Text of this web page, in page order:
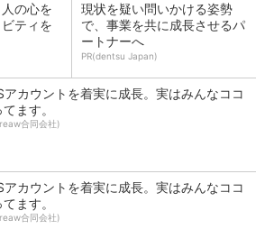
人の心を
ティを
現状を疑い問いかける姿勢
で、事業を共に成長させるパ
ートナーへ
PR(dentsu Japan)
アカウントを着実に成長。実はみんなココ
ます。
合同会社)
アカウントを着実に成長。実はみんなココ
ます。
合同会社)